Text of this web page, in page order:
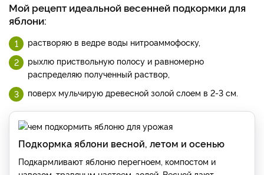
Мой рецепт идеальной весенней подкормки для
яблони:
растворяю в ведре воды нитроаммофоску,
рыхлю приствольную полосу и равномерно
распределяю полученный раствор,
поверх мульчирую древесной золой слоем в 2-3 см.
Подкормка яблони весной, летом и осенью
Подкармливают яблоню перегноем, компостом и